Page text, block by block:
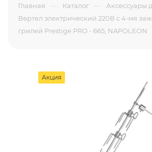
Главная — Каталог — Аксессуары
Вертел электрический 220В с 4-мя
грилей Prestige PRO - 665, NAPOLEON
Акция